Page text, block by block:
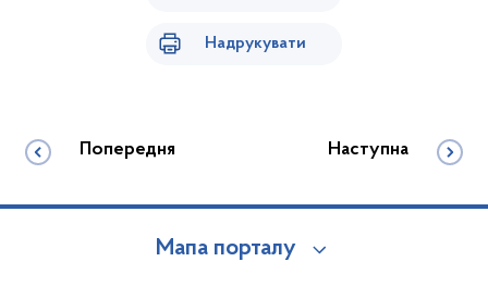
Надрукувати
Попередня Наступна
Мапа порталу